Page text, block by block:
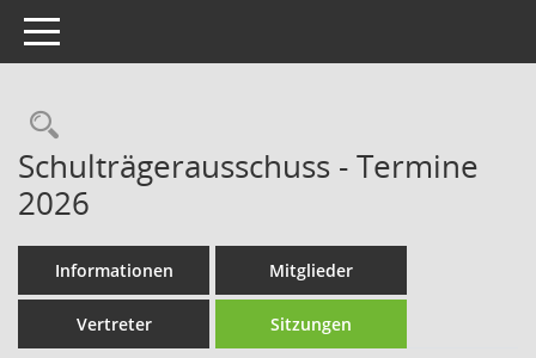
Toggle navigation
Rechercheauswahl
Schulträgerausschuss - Termine
2026
Informationen Mitglieder
Vertreter Sitzungen